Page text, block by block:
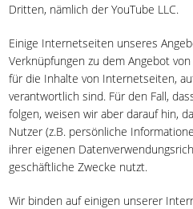
Dritten, nämlich der YouTube LLC.
Einige Internetseiten unseres
Verknüpfungen zu dem Angebot
für die Inhalte von Internetseiten,
verantwortlich sind. Für den Fall,
folgen, weisen wir aber darauf hin,
Nutzer (z.B. persönliche
ihrer eigenen
geschäftliche Zwecke nutzt.
Wir binden auf einigen unserer